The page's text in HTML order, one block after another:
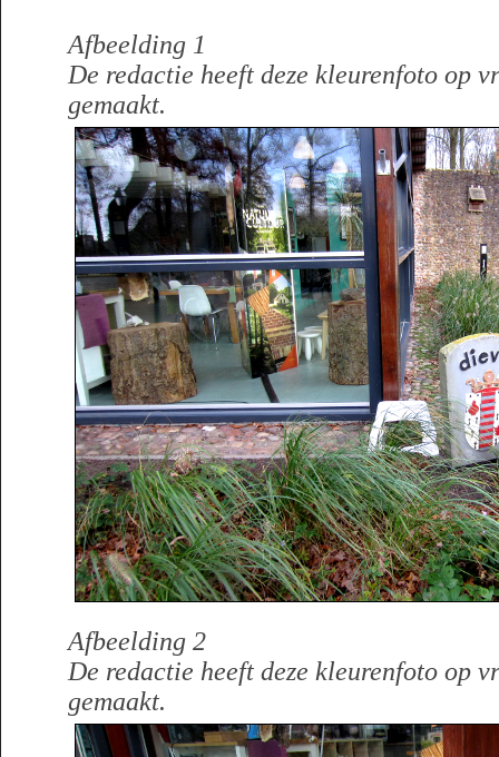
Afbeelding 1
De redactie heeft deze kleurenfoto op
gemaakt.
Afbeelding 2
De redactie heeft deze kleurenfoto op
gemaakt.